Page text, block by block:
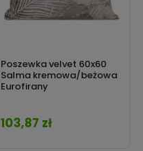
Poszewka velvet 60x60
Salma kremowa/beżowa
Eurofirany
Cena
103,87 zł